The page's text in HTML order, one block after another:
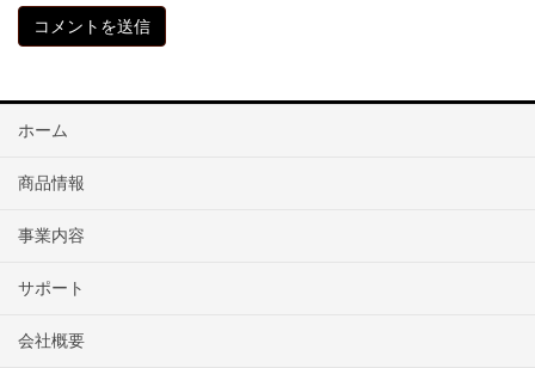
ホーム
商品情報
事業内容
サポート
会社概要